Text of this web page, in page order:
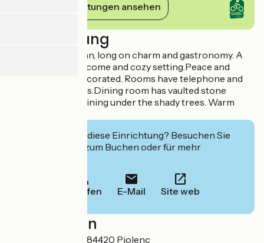
Ihre Verpflichtungen ansehen
Beschreibung
Character-filled inn, long on charm and gastronomy. A
warm, friendly welcome and cozy setting.Peace and
quiet, tastefully decorated. Rooms have telephone and
television, terraces.Dining room has vaulted stone
ceiling. Outdoor dining under the shady trees. Warm
Interessiert Sie diese Einrichtung? Besuchen Sie
deren Website zum Buchen oder für mehr
Anrufen E-Mail Site web
Localisation
4 rue de l'Ormeau 84420 Piolenc